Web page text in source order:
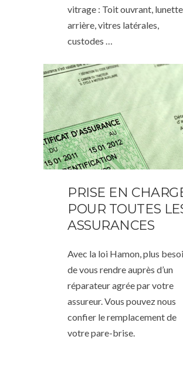
vitrage : Toit ouvrant, lunette
arrière, vitres latérales,
custodes …
PRISE EN
POUR TOUTES
ASSURANCES
Avec la loi Hamon, plus
de vous rendre auprès d’un
réparateur agrée par votre
assureur. Vous pouvez nous
confier le remplacement de
votre pare-brise.